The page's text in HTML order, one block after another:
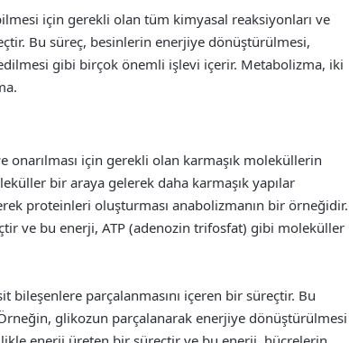
için gerekli olan tüm kimyasal reaksiyonları ve
Bu süreç, besinlerin enerjiye dönüştürülmesi,
gibi birçok önemli işlevi içerir. Metabolizma, iki
için gerekli olan karmaşık moleküllerin
bir araya gelerek daha karmaşık yapılar
proteinleri oluşturması anabolizmanın bir örneğidir.
ve bu enerji, ATP (adenozin trifosfat) gibi moleküller
bileşenlere parçalanmasını içeren bir süreçtir. Bu
glikozun parçalanarak enerjiye dönüştürülmesi